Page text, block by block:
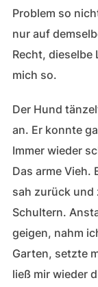
Problem so
nur auf
Recht, dieselbe
mich so.
Der Hund
an. Er konnte
Immer wieder
Das arme Vieh.
sah zurück
Schultern.
geigen, nahm
Garten, setzte
ließ mir wieder